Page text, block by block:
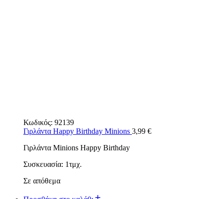
Κωδικός: 92139
Γιρλάντα Happy Birthday Minions 3,99 €
Γιρλάντα Minions Happy Birthday
Συσκευασία: 1τμχ.
Σε απόθεμα